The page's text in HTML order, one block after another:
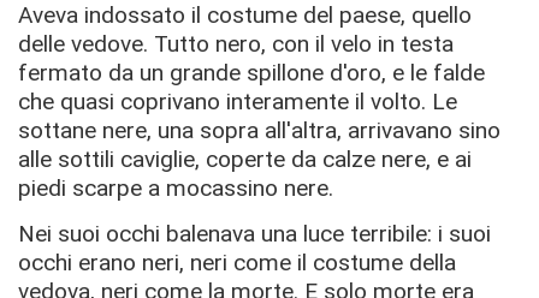
Aveva indossato il costume del paese, quello
delle vedove. Tutto nero, con il velo in testa
fermato da un grande spillone d'oro, e le falde
che quasi coprivano interamente il volto. Le
sottane nere, una sopra all'altra, arrivavano sino
alle sottili caviglie, coperte da calze nere, e ai
piedi scarpe a mocassino nere.
Nei suoi occhi balenava una luce terribile: i suoi
occhi erano neri, neri come il costume della
vedova, neri come la morte. E solo morte era